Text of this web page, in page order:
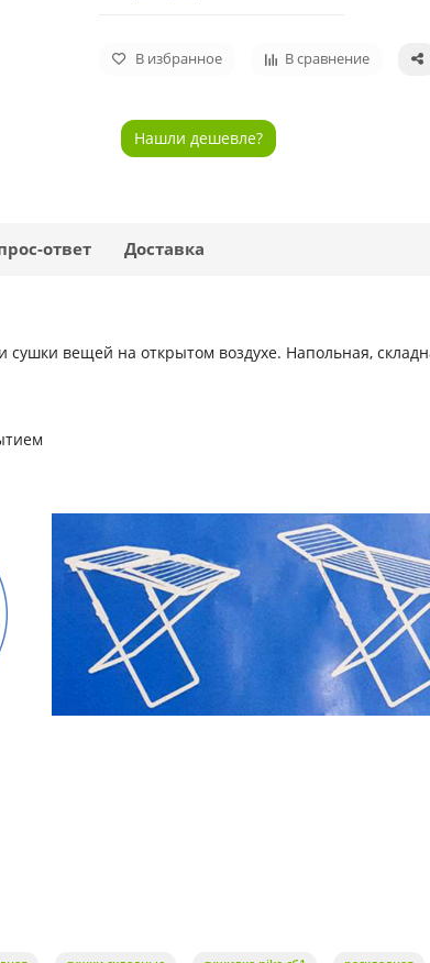
В избранное В сравнение
Нашли дешевле?
ответ Доставка
вещей на открытом воздухе. Напольная,